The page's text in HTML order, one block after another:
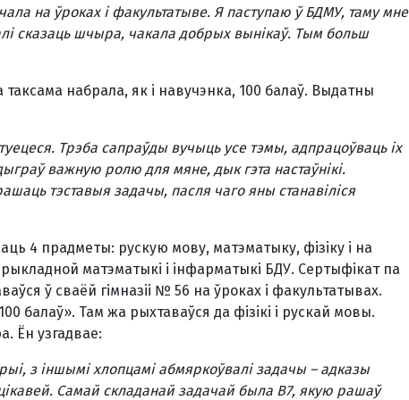
на ўроках і факультатыве. Я паступаю ў БДМУ, таму мне
сказаць шчыра, чакала добрых вынікаў. Тым больш
набрала, як і навучэнка, 100 балаў. Выдатны
Трэба сапраўды вучыць усе тэмы, адпрацоўваць іх
важную ролю для мяне, дык гэта настаўнікі.
тэставыя задачы, пасля чаго яны станавіліся
4 прадметы: рускую мову, матэматыку, фізіку і на
матэматыкі і інфарматыкі БДУ. Сертыфікат па
ў сваёй гімназіі № 56 на ўроках і факультатывах.
балаў». Там жа рыхтаваўся да фізікі і рускай мовы.
Ён узгадвае:
з іншымі хлопцамі абмяркоўвалі задачы – адказы
Самай складанай задачай была В7, якую рашаў